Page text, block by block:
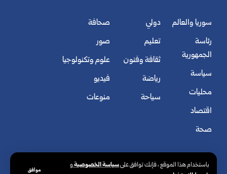
باستخدام هذا الموقع ، فإنك توافق علىسياسة الخصوصيةو
موافق
سوريا والعالم
رئاسة
الجمهورية
سياسة
محليات
اقتصاد
صحة
دولي
تعليم
ثقافة وفنون
رياضة
سياحة
صحافة
صور
علوم وتكنولوجيا
فيديو
منوعات